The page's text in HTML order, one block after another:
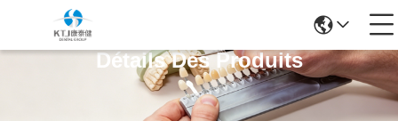
Détails Des Produits